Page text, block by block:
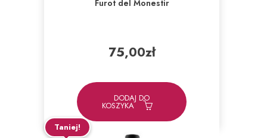
Furot del Monestir
75,00zł
DODAJ DO
KOSZYKA
Taniej!